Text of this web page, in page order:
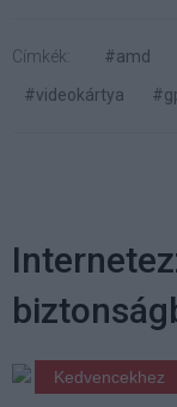
Címkék: #amd
#videokártya
Kedvencekhez